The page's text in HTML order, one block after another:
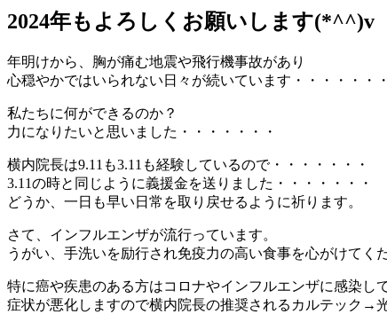
2024年もよろしくお願いします(*^^)v
年明けから、胸が痛む地震や飛行機事故があり
心穏やかではいられない日々が続いています・・・・・・・
私たちに何ができるのか？
力になりたいと思いました・・・・・・・
横内院長は9.11も3.11も経験しているので・・・・・・・
3.11の時と同じように義援金を送りました・・・・・・・
どうか、一日も早い日常を取り戻せるように祈ります。
さて、インフルエンザが流行っています。
うがい、手洗いを励行され免疫力の高い食事を心がけてく
特に癌や疾患のある方はコロナやインフルエンザに感染し
症状が悪化しますので横内院長の推奨されるカルテック→